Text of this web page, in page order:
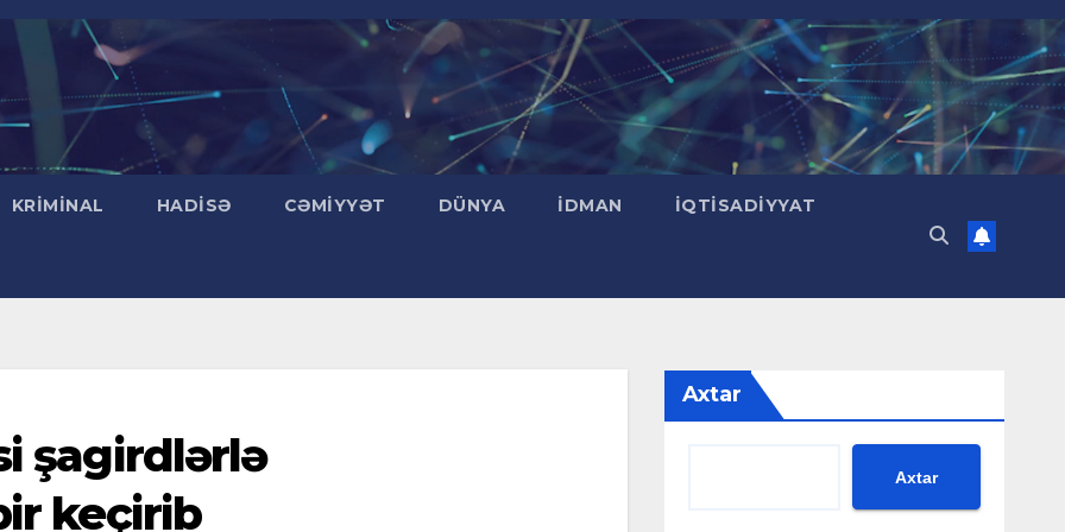
KRIMINAL HADISƏ CƏMIYYƏT DÜNYA İDMAN İQTISADIYYAT
şagirdlərlə
keçirib
Axtar
Axtar